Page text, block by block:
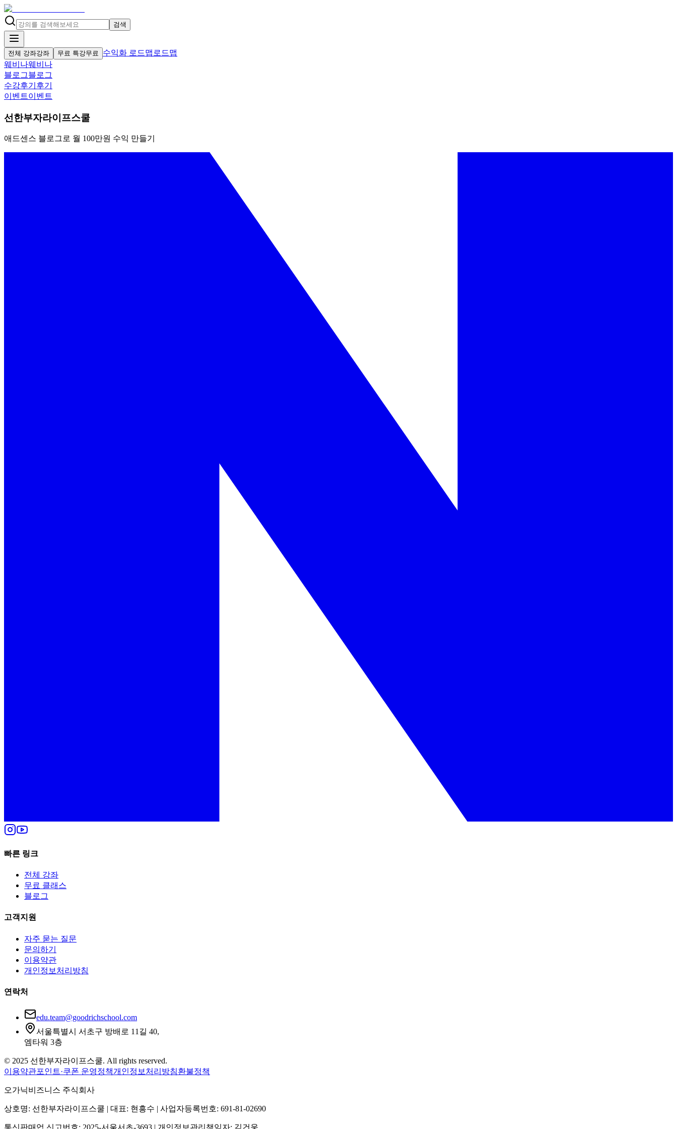
검색
전체 강좌강좌 무료 특강무료 수익화 로드맵 로드맵
웨비나웨비나
블로그블로그
수강후기 후기
이벤트이벤트
선한부자라이프스쿨
애드센스 블로그로 월 100만원 수익 만들기
빠른 링크
전체 강좌
무료 클래스
블로그
고객지원
자주 묻는 질문
문의하기
이용약관
개인정보처리방침
연락처
edu.team@goodrichschool.com
서울특별시 서초구 방배로 11길 40,
엠타워 3층
© 2025 선한부자라이프스쿨. All rights reserved.
이용약관포인트·쿠폰 운영정책개인정보처리방침환불정책
오가닉비즈니스 주식회사
상호명: 선한부자라이프스쿨 | 대표: 현흥수 | 사업자등록번호: 691-81-02690
통신판매업 신고번호: 2025-서울서초-3693 | 개인정보관리책임자: 김건웅